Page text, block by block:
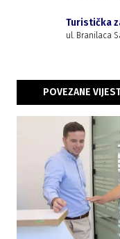
Turistička
ul. Branilaca
POVEZANE